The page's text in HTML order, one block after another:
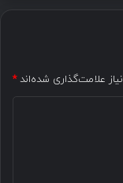
علامت‌گذاری شده‌اند*